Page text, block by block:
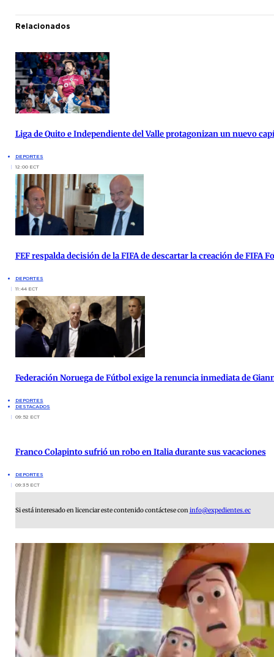
Relacionados
Liga de Quito e Independiente del Valle protagonizan un nuevo
DEPORTES
12:00 ECT
FEF respalda decisión de la FIFA de descartar la creación de FIFA
DEPORTES
11:44 ECT
Federación Noruega de Fútbol exige la renuncia inmediata de
DEPORTES
DESTACADOS
09:52 ECT
Franco Colapinto sufrió un robo en Italia durante sus vacaciones
DEPORTES
09:35 ECT
Si está interesado en licenciar este contenido contáctese coninfo@expedientes.ec